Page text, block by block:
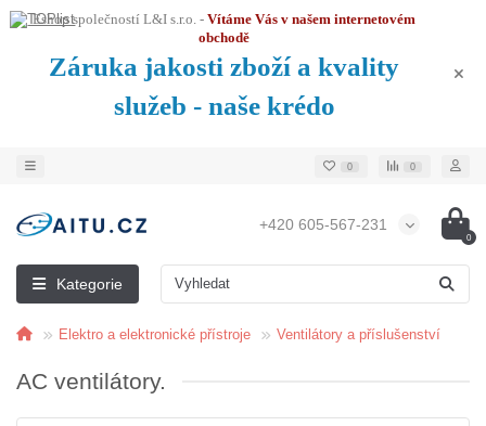
Eshop společností L&I s.r.o. - Vítáme Vás v našem internetovém
obchodě
Záruka jakosti zboží a kvality
služeb - naše krédo
0 0
+420 605-567-231
0
Kategorie
Elektro a elektronické přístroje Ventilátory a příslušenství
AC ventilátory.